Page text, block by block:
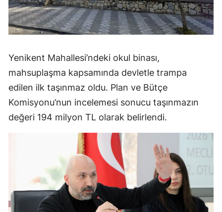
Yenikent Mahallesi’ndeki okul binası,
mahsuplaşma kapsamında devletle trampa
edilen ilk taşınmaz oldu. Plan ve Bütçe
Komisyonu’nun incelemesi sonucu taşınmazın
değeri 194 milyon TL olarak belirlendi.